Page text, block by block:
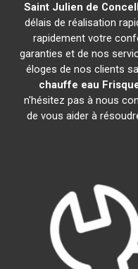
Saint Julien de
délais de réalisation
rapidement votre
garanties et de nos
éloges de nos clients
chauffe eau
n'hésitez pas à nous
de vous aider à